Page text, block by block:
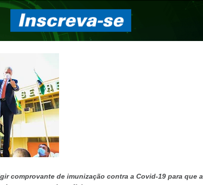
comprovante de imunização contra a Covid-19 para que a